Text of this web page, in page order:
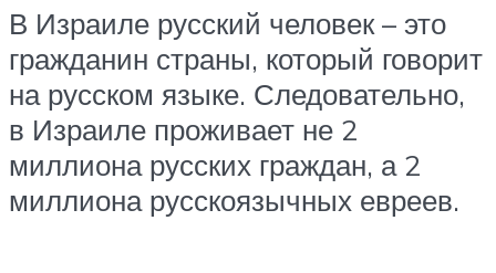
В Израиле русский человек – это
гражданин страны, который говорит
на русском языке. Следовательно,
в Израиле проживает не 2
миллиона русских граждан, а 2
миллиона русскоязычных евреев.